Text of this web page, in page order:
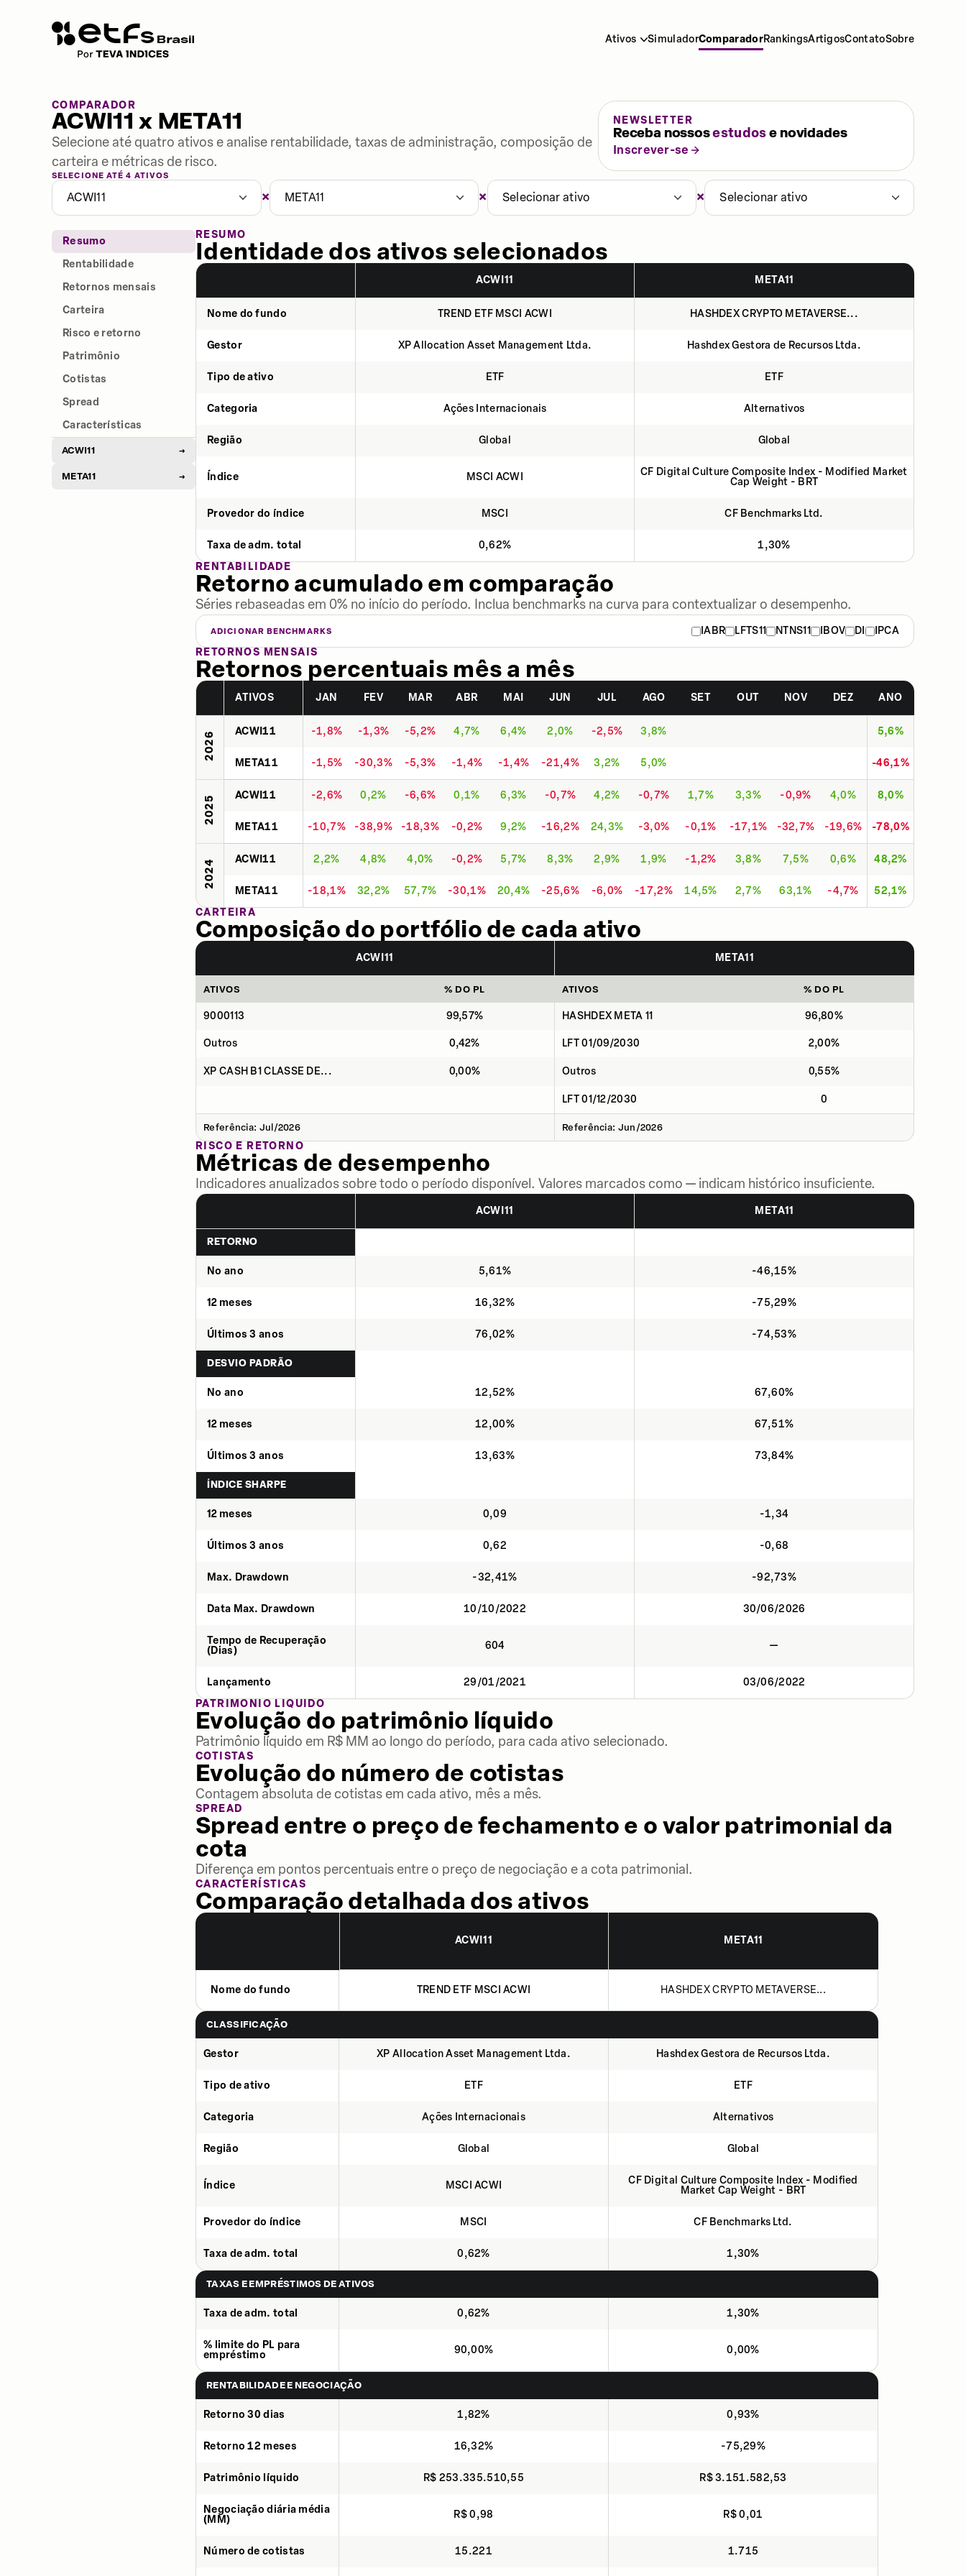
Ativos SimuladorComparadorRankingsArtigosContatoSobre
COMPARADOR
ACWI11 x META11
Selecione até quatro ativos e analise rentabilidade, taxas de administração, composição de
carteira e métricas de risco.
NEWSLETTER
Receba nossosestudose novidades
Inscrever-se
SELECIONE ATÉ 4 ATIVOS
ACWI11 × META11 × Selecionar ativo × Selecionar ativo
Resumo
Rentabilidade
Retornos mensais
Carteira
Risco e retorno
Patrimônio
Cotistas
Spread
Características
ACWI11 →
META11 →
RESUMO
Identidade dos ativos selecionados
ACWI11 META11
Nome do fundo TREND ETF MSCI ACWI HASHDEX CRYPTO METAVERSE...
Gestor XP Allocation Asset Management Ltda. Hashdex Gestora de Recursos Ltda.
Tipo de ativo ETF ETF
Categoria Ações Internacionais Alternativos
Região Global Global
Índice MSCI ACWI
CF Digital Culture Composite Index - Modified Market
Cap Weight - BRT
Provedor do índice MSCI CF Benchmarks Ltd.
Taxa de adm. total 0,62%
1,30%
RENTABILIDADE
Retorno acumulado em comparação
Séries rebaseadas em 0% no início do período. Inclua benchmarks na curva para contextualizar o desempenho.
ADICIONAR BENCHMARKS IABR LFTS11 NTNS11 IBOV DI
IPCA
RETORNOS MENSAIS
Retornos percentuais mês a mês
ATIVOS JAN FEV MAR ABR MAI JUN JUL AGO SET OUT NOV DEZ ANO
2026 ACWI11 -1,8% -1,3% -5,2% 4,7% 6,4% 2,0% -2,5% 3,8% 5,6%
META11 -1,5% -30,3% -5,3% -1,4% -1,4% -21,4% 3,2% 5,0% -46,1%
2025 ACWI11 -2,6% 0,2% -6,6% 0,1% 6,3% -0,7% 4,2% -0,7% 1,7% 3,3% -0,9% 4,0% 8,0%
META11 -10,7% -38,9% -18,3% -0,2% 9,2% -16,2% 24,3% -3,0% -0,1% -17,1% -32,7% -19,6% -78,0%
2024 ACWI11 2,2% 4,8% 4,0% -0,2% 5,7% 8,3% 2,9% 1,9% -1,2% 3,8% 7,5% 0,6% 48,2%
META11 -18,1% 32,2% 57,7% -30,1% 20,4% -25,6% -6,0% -17,2% 14,5% 2,7% 63,1% -4,7%
52,1%
CARTEIRA
Composição do portfólio de cada ativo
ACWI11 META11
ATIVOS % DO PL ATIVOS % DO PL
9000113 99,57% HASHDEX META 11 96,80%
Outros 0,42% LFT 01/09/2030 2,00%
XP CASH B1 CLASSE DE... 0,00% Outros 0,55%
LFT 01/12/2030 0
Referência: Jul/2026 Referência: Jun/2026
RISCO E RETORNO
Métricas de desempenho
Indicadores anualizados sobre todo o período disponível. Valores marcados como — indicam histórico insuficiente.
ACWI11 META11
RETORNO
No ano 5,61% -46,15%
12 meses 16,32% -75,29%
Últimos 3 anos 76,02% -74,53%
DESVIO PADRÃO
No ano 12,52% 67,60%
12 meses 12,00% 67,51%
Últimos 3 anos 13,63% 73,84%
ÍNDICE SHARPE
12 meses 0,09 -1,34
Últimos 3 anos 0,62 -0,68
Max. Drawdown -32,41% -92,73%
Data Max. Drawdown 10/10/2022 30/06/2026
Tempo de Recuperação
(Dias)
604 —
Lançamento 29/01/2021
03/06/2022
PATRIMÔNIO LÍQUIDO
Evolução do patrimônio líquido
Patrimônio líquido em R$ MM ao longo do período, para cada ativo selecionado.
COTISTAS
Evolução do número de cotistas
Contagem absoluta de cotistas em cada ativo, mês a mês.
SPREAD
Spread entre o preço de fechamento e o valor patrimonial da
cota
Diferença em pontos percentuais entre o preço de negociação e a cota patrimonial.
CARACTERÍSTICAS
Comparação detalhada dos ativos
ACWI11 META11
Nome do fundo TREND ETF MSCI ACWI HASHDEX CRYPTO METAVERSE...
CLASSIFICAÇÃO
Gestor XP Allocation Asset Management Ltda. Hashdex Gestora de Recursos Ltda.
Tipo de ativo ETF ETF
Categoria Ações Internacionais Alternativos
Região Global Global
Índice MSCI ACWI
CF Digital Culture Composite Index - Modified
Market Cap Weight - BRT
Provedor do índice MSCI CF Benchmarks Ltd.
Taxa de adm. total 0,62% 1,30%
TAXAS E EMPRÉSTIMOS DE ATIVOS
Taxa de adm. total 0,62% 1,30%
% limite do PL para
empréstimo
90,00% 0,00%
RENTABILIDADE E NEGOCIAÇÃO
Retorno 30 dias 1,82% 0,93%
Retorno 12 meses 16,32% -75,29%
Patrimônio líquido R$ 253.335.510,55 R$ 3.151.582,53
Negociação diária média
(MM)
R$ 0,98 R$ 0,01
Número de cotistas 15.221 1.715